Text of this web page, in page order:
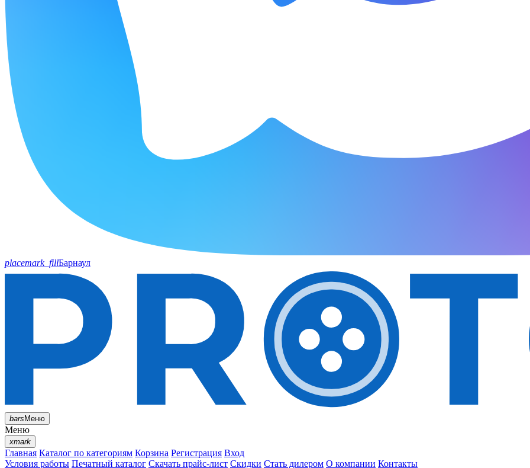
placemark_fillБарнаул
barsМеню
Меню
xmark
Главная Каталог по категориям Корзина Регистрация Вход
Условия работы Печатный каталог Скачать прайс-лист Скидки Стать дилером О компании Контакты